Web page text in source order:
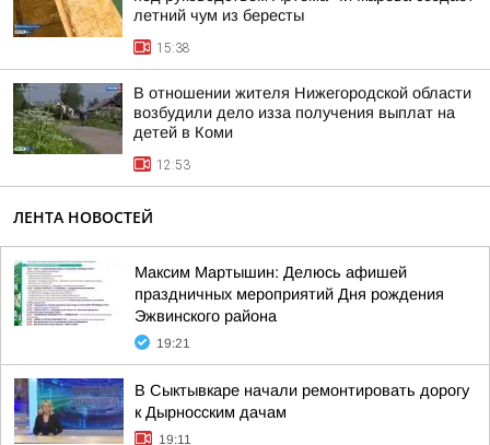
летний чум из бересты
15:38
В отношении жителя Нижегородской области
возбудили дело изза получения выплат на
детей в Коми
12:53
ЛЕНТА НОВОСТЕЙ
Максим Мартышин: Делюсь афишей
праздничных мероприятий Дня рождения
Эжвинского района
19:21
В Сыктывкаре начали ремонтировать дорогу
к Дырносским дачам
19:11